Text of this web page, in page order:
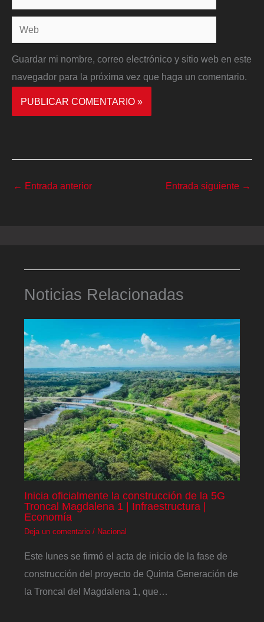
electrónico*
Web
Guardar mi nombre, correo electrónico y sitio web en este
navegador para la próxima vez que haga un comentario.
← Entrada anterior Entrada siguiente →
Noticias Relacionadas
Inicia oficialmente la construcción de la 5G
Troncal Magdalena 1 | Infraestructura |
Economía
Deja un comentario / Nacional
Este lunes se firmó el acta de inicio de la fase de
construcción del proyecto de Quinta Generación de
la Troncal del Magdalena 1, que…